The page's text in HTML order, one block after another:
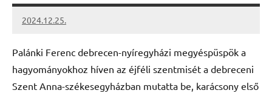
2024.12.25.
kovacs.agi
Palánki Ferenc debrecen-nyíregyházi megyéspüspök a
hagyományokhoz híven az éjféli szentmisét a debreceni
Szent Anna-székesegyházban mutatta be, karácsony első